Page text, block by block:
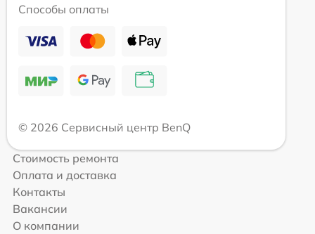
Способы оплаты
© 2026 Сервисный центр BenQ
Стоимость ремонта
Оплата и доставка
Контакты
Вакансии
О компании